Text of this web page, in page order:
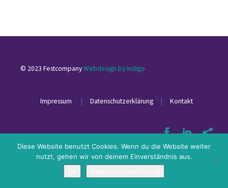
© 2023 FestcompanyWebdesign by Indigo
Impressum | Datenschutzerklärung | Kontakt
Diese Website benutzt Cookies. Wenn du die Website weiter
nutzt, gehen wir von deinem Einverständnis aus.